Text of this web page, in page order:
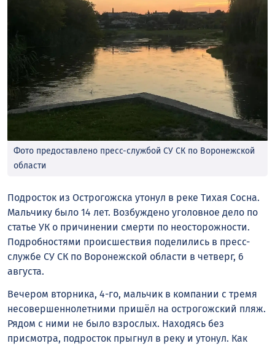
Фото предоставлено пресс-службой СУ СК по Воронежской
области
Подросток из Острогожска утонул в реке Тихая Сосна.
Мальчику было 14 лет. Возбуждено уголовное дело по
статье УК о причинении смерти по неосторожности.
Подробностями происшествия поделились в пресс-
службе СУ СК по Воронежской области в четверг, 6
августа.
Вечером вторника, 4-го, мальчик в компании с тремя
несовершеннолетними пришёл на острогожский пляж.
Рядом с ними не было взрослых. Находясь без
присмотра, подросток прыгнул в реку и утонул. Как